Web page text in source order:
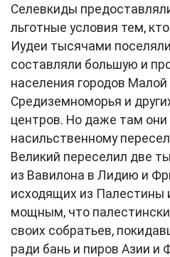
Селевкиды
льготные условия тем,
Иудеи тысячами
составляли большую и
населения городов
Средиземноморья и
центров. Но даже там они
насильственному
Великий переселил две
из Вавилона в Лидию и
исходящих из Палестины
мощным, что
своих собратьев,
ради бань и пиров Азии и